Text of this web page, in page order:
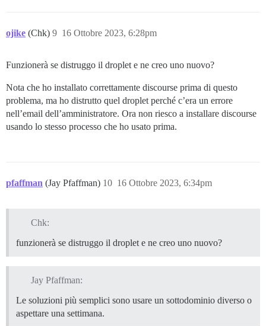
ojike (Chk) 16 Ottobre 2023, 6:28pm
9
Funzionerà se distruggo il droplet e ne creo uno nuovo?
Nota che ho installato correttamente discourse prima di questo
problema, ma ho distrutto quel droplet perché c’era un errore
nell’email dell’amministratore. Ora non riesco a installare discourse
usando lo stesso processo che ho usato prima.
pfaffman (Jay Pfaffman) 16 Ottobre 2023, 6:34pm
10
Chk:
funzionerà se distruggo il droplet e ne creo uno nuovo?
Jay Pfaffman:
Le soluzioni più semplici sono usare un sottodominio diverso o
aspettare una settimana.